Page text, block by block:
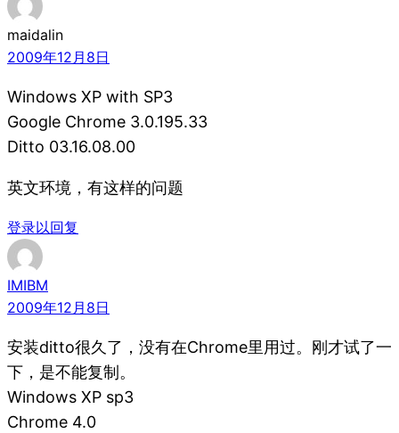
maidalin
2009年12月8日
Windows XP with SP3
Google Chrome 3.0.195.33
Ditto 03.16.08.00
英文环境，有这样的问题
登录以回复
IMIBM
2009年12月8日
安装ditto很久了，没有在Chrome里用过。刚才试了一
下，是不能复制。
Windows XP sp3
Chrome 4.0